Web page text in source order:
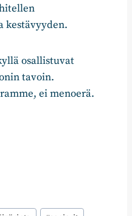
kestävyyden.
osallistuvat
tavoin.
ei menoerä.